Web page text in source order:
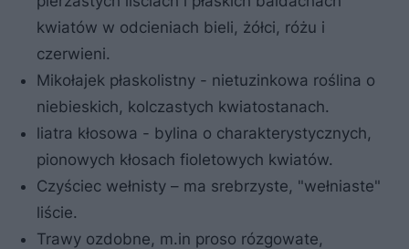
kwiatów w odcieniach bieli, żółci, różu i
czerwieni.
Mikołajek płaskolistny - nietuzinkowa roślina o
niebieskich, kolczastych kwiatostanach.
liatra kłosowa - bylina o charakterystycznych,
pionowych kłosach fioletowych kwiatów.
Czyściec wełnisty – ma srebrzyste, "wełniaste"
liście.
Trawy ozdobne, m.in proso rózgowate,